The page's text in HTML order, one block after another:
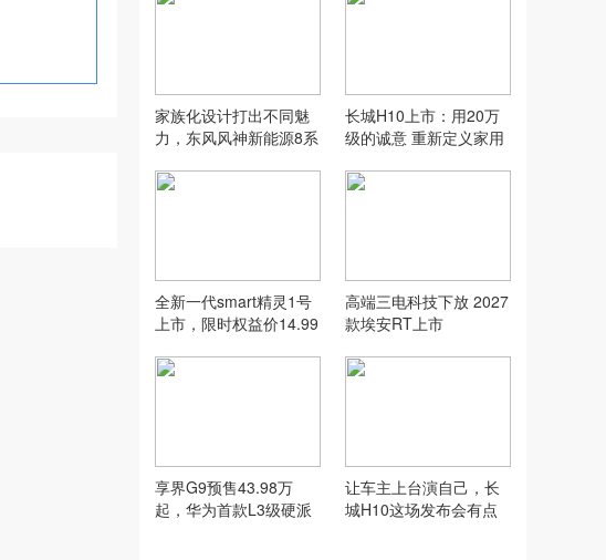
家族化设计打出不同魅
力，东风风神新能源8系
长城H10上市：用20万
级的诚意 重新定义家用
全新一代smart精灵1号
上市，限时权益价14.99
高端三电科技下放 2027
款埃安RT上市
享界G9预售43.98万
起，华为首款L3级硬派
让车主上台演自己，长
城H10这场发布会有点